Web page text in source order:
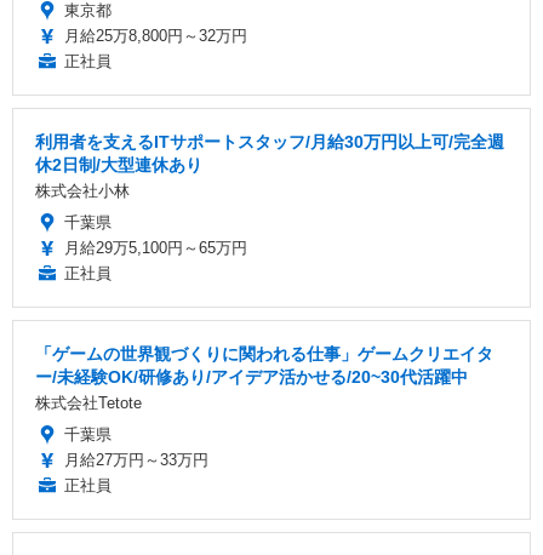
東京都
月給25万8,800円～32万円
正社員
利用者を支えるITサポートスタッフ/月給30万円以上可/完全週
休2日制/大型連休あり
株式会社小林
千葉県
月給29万5,100円～65万円
正社員
「ゲームの世界観づくりに関われる仕事」ゲームクリエイタ
ー/未経験OK/研修あり/アイデア活かせる/20~30代活躍中
株式会社Tetote
千葉県
月給27万円～33万円
正社員